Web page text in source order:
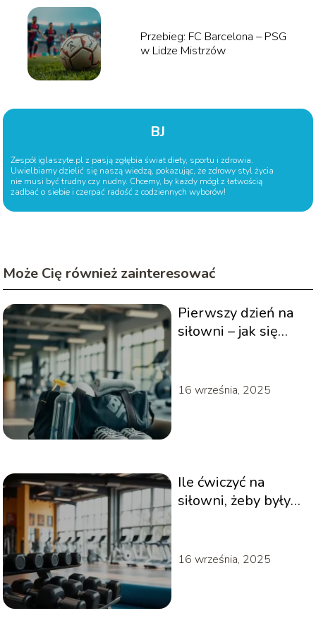
Przebieg: FC Barcelona – PSG
w Lidze Mistrzów
BJ
Zespół iglaszyte.pl z pasją zgłębia świat diety, sportu i zdrowia.
Uwielbiamy dzielić się naszą wiedzą, pokazując, że zdrowy styl życia
nie musi być trudny czy nudny. Chcemy, by każdy mógł z łatwością
zadbać o siebie i czerpać radość z codziennych wyborów!
Może Cię również zainteresować
Pierwszy dzień na
siłowni – jak się
16 września, 2025
Ile ćwiczyć na
siłowni, żeby były
16 września, 2025